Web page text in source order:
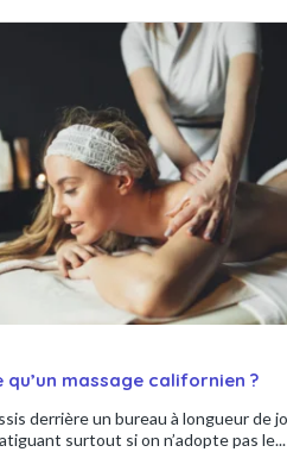
qu’un massage californien ?
derrière un bureau à longueur de
surtout si on n’adopte pas le...